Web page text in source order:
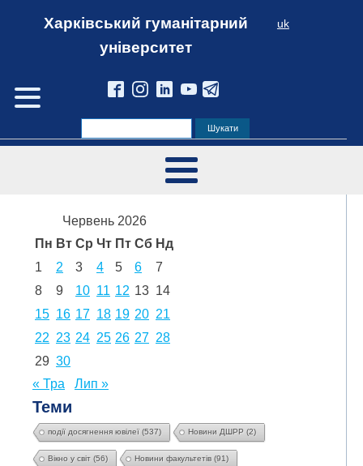
Харківський гуманітарний
університет
uk
Червень 2026
Пн Вт Ср Чт Пт Сб Нд
1
2 3 4 5 6
7
8
9 10 11 12 13 14
15 16 17 18 19 20 21
22 23 24 25 26 27 28
29 30
« Тра
Лип »
Теми
події досягнення ювілеї (537) Новини ДШРР (2)
Вікно у світ (56) Новини факультетів (91)